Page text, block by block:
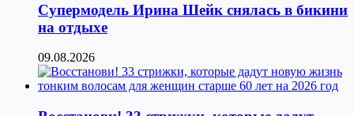
Супермодель Ирина Шейк снялась в бикини
на отдыхе
09.08.2026